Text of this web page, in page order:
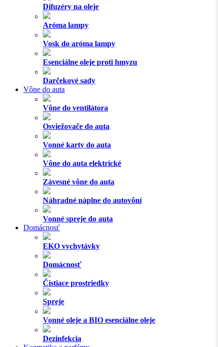
Difuzéry na oleje
Aróma lampy
Vosk do aróma lampy
Esenciálne oleje proti hmyzu
Darčekové sady
Vône do auta
Vône do ventilátora
Osviežovače do auta
Vonné karty do auta
Vône do auta elektrické
Závesné vône do auta
Náhradné náplne do autovôní
Vonné spreje do auta
Domácnosť
EKO vychytávky
Domácnosť
Čistiace prostriedky
Spreje
Vonné oleje a BIO esenciálne oleje
Dezinfekcia